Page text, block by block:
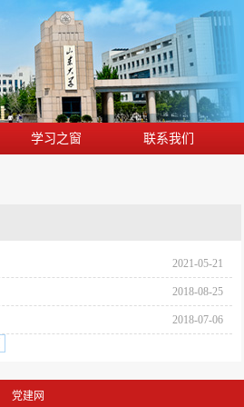
学习之窗 联系我们
2021-05-21
2018-08-25
2018-07-06
党建网